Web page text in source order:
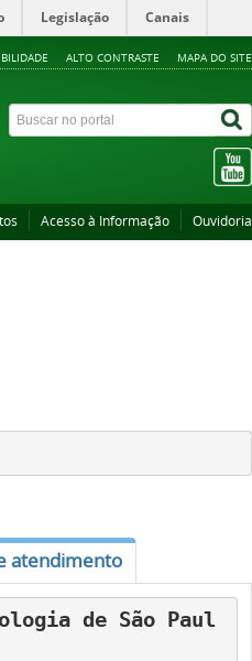
Legislação Canais
ALTO CONTRASTE MAPA DO SITE
Acesso à Informação Ouvidoria
atendimento
de São Paul